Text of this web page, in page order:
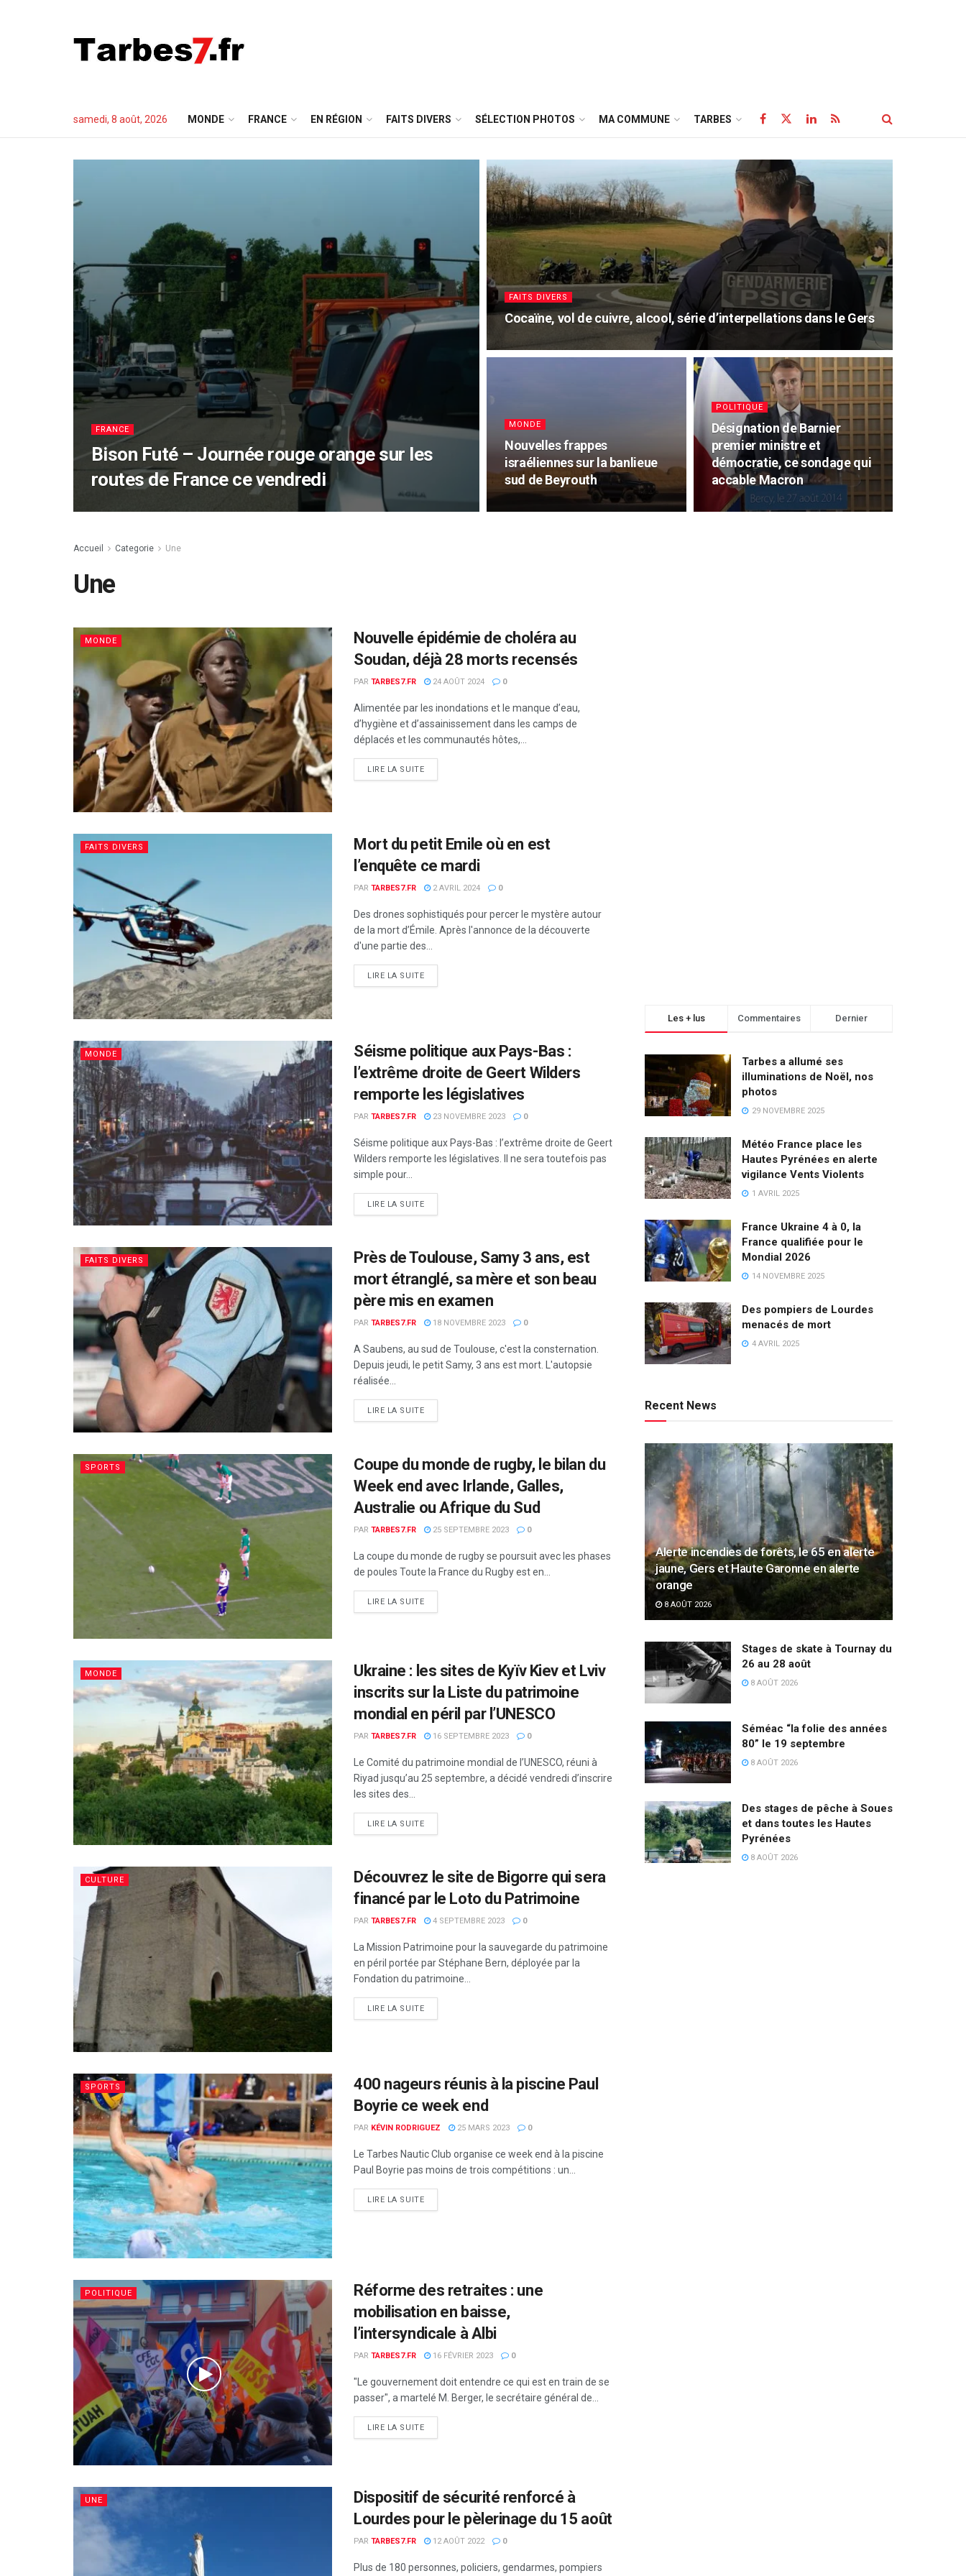
samedi, 8 août, 2026 MONDE FRANCE EN RÉGION FAITS DIVERS SÉLECTION PHOTOS MA COMMUNE TARBES
FRANCE
Bison Futé – Journée rouge orange sur les
routes de France ce vendredi
FAITS DIVERS
Cocaïne, vol de cuivre, alcool, série d’interpellations dans le Gers
MONDE
Nouvelles frappes
israéliennes sur la banlieue
sud de Beyrouth
POLITIQUE
Désignation de Barnier
premier ministre et
démocratie, ce sondage qui
accable Macron
Accueil Categorie Une
Une
MONDE
Nouvelle épidémie de choléra au
Soudan, déjà 28 morts recensés
PAR TARBES7.FR 24 AOÛT 2024 0
Alimentée par les inondations et le manque d’eau,
d’hygiène et d’assainissement dans les camps de
déplacés et les communautés hôtes,...
LIRE LA SUITEDETAILS
FAITS DIVERS
Mort du petit Emile où en est
l’enquête ce mardi
PAR TARBES7.FR 2 AVRIL 2024 0
Des drones sophistiqués pour percer le mystère autour
de la mort d’Émile. Après l'annonce de la découverte
d'une partie des...
LIRE LA SUITEDETAILS
MONDE
Séisme politique aux Pays-Bas :
l’extrême droite de Geert Wilders
remporte les législatives
PAR TARBES7.FR 23 NOVEMBRE 2023 0
Séisme politique aux Pays-Bas : l’extrême droite de Geert
Wilders remporte les législatives. Il ne sera toutefois pas
simple pour...
LIRE LA SUITEDETAILS
FAITS DIVERS
Près de Toulouse, Samy 3 ans, est
mort étranglé, sa mère et son beau
père mis en examen
PAR TARBES7.FR 18 NOVEMBRE 2023 0
A Saubens, au sud de Toulouse, c'est la consternation.
Depuis jeudi, le petit Samy, 3 ans est mort. L'autopsie
réalisée...
LIRE LA SUITEDETAILS
SPORTS
Coupe du monde de rugby, le bilan du
Week end avec Irlande, Galles,
Australie ou Afrique du Sud
PAR TARBES7.FR 25 SEPTEMBRE 2023 0
La coupe du monde de rugby se poursuit avec les phases
de poules Toute la France du Rugby est en...
LIRE LA SUITEDETAILS
MONDE
Ukraine : les sites de Kyïv Kiev et Lviv
inscrits sur la Liste du patrimoine
mondial en péril par l’UNESCO
PAR TARBES7.FR 16 SEPTEMBRE 2023 0
Le Comité du patrimoine mondial de l’UNESCO, réuni à
Riyad jusqu’au 25 septembre, a décidé vendredi d’inscrire
les sites des...
LIRE LA SUITEDETAILS
CULTURE
Découvrez le site de Bigorre qui sera
financé par le Loto du Patrimoine
PAR TARBES7.FR 4 SEPTEMBRE 2023 0
La Mission Patrimoine pour la sauvegarde du patrimoine
en péril portée par Stéphane Bern, déployée par la
Fondation du patrimoine...
LIRE LA SUITEDETAILS
SPORTS
400 nageurs réunis à la piscine Paul
Boyrie ce week end
PAR KÉVIN RODRIGUEZ 25 MARS 2023 0
Le Tarbes Nautic Club organise ce week end à la piscine
Paul Boyrie pas moins de trois compétitions : un...
LIRE LA SUITEDETAILS
POLITIQUE
Réforme des retraites : une
mobilisation en baisse,
l’intersyndicale à Albi
PAR TARBES7.FR 16 FÉVRIER 2023 0
"Le gouvernement doit entendre ce qui est en train de se
passer", a martelé M. Berger, le secrétaire général de...
LIRE LA SUITEDETAILS
UNE
Dispositif de sécurité renforcé à
Lourdes pour le pèlerinage du 15 août
PAR TARBES7.FR 12 AOÛT 2022 0
Plus de 180 personnes, policiers, gendarmes, pompiers
Les + lus Commentaires Dernier
Tarbes a allumé ses
illuminations de Noël, nos
photos
29 NOVEMBRE 2025
Météo France place les
Hautes Pyrénées en alerte
vigilance Vents Violents
1 AVRIL 2025
France Ukraine 4 à 0, la
France qualifiée pour le
Mondial 2026
14 NOVEMBRE 2025
Des pompiers de Lourdes
menacés de mort
4 AVRIL 2025
Recent News
Alerte incendies de forêts, le 65 en alerte
jaune, Gers et Haute Garonne en alerte
orange
8 AOÛT 2026
Stages de skate à Tournay du
26 au 28 août
8 AOÛT 2026
Séméac “la folie des années
80” le 19 septembre
8 AOÛT 2026
Des stages de pêche à Soues
et dans toutes les Hautes
Pyrénées
8 AOÛT 2026